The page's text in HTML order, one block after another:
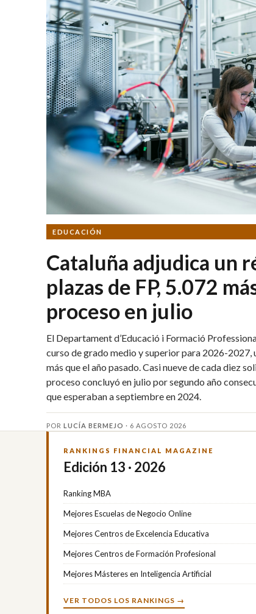
EDUCACIÓN
Cataluña adjudica un
plazas de FP, 5.072
proceso en julio
El Departament d’Educació i Formació
curso de grado medio y superior para 2026-2027,
más que el año pasado. Casi nueve de cada diez
proceso concluyó en julio por segundo año
que esperaban a septiembre en 2024.
POR LUCÍA BERMEJO · 6 AGOSTO 2026
RANKINGS FINANCIAL MAGAZINE
Edición 13 · 2026
Ranking MBA
Mejores Escuelas de Negocio Online
Mejores Centros de Excelencia Educativa
Mejores Centros de Formación Profesional
Mejores Másteres en Inteligencia Artificial
VER TODOS LOS RANKINGS →